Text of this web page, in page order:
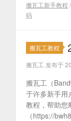
搬瓦工新手教程 /
码
搬瓦工教程
搬瓦工 发布于
搬瓦工（
于许多新手用
教程，帮助您
（https://